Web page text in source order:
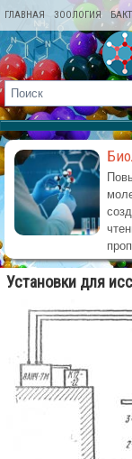
ГЛАВНАЯ ЗООЛОГИЯ
КАРТА САЙТА
Установки для